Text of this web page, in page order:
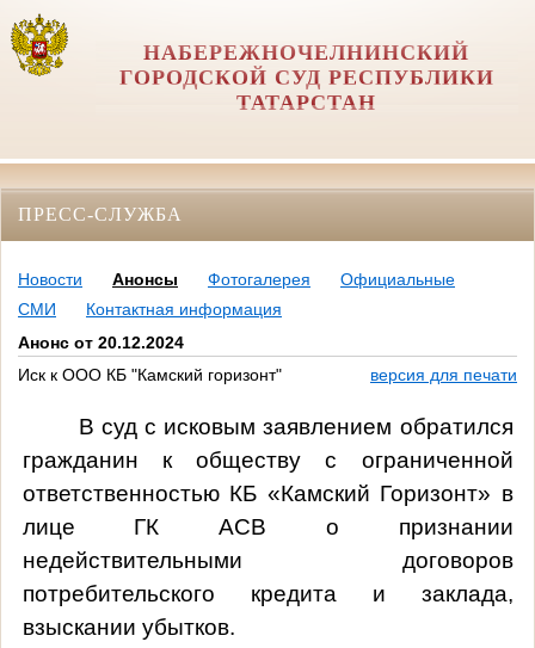
НАБЕРЕЖНОЧЕЛНИНСКИЙ
ГОРОДСКОЙ СУД РЕСПУБЛИКИ
ТАТАРСТАН
ПРЕСС-СЛУЖБА
Новости Анонсы Фотогалерея
Официальные
СМИ
Контактная информация
Анонс от 20.12.2024
Иск к ООО КБ "Камский горизонт"
версия для печати
В суд с исковым заявлением обратился
гражданин к обществу с ограниченной
ответственностью КБ «Камский Горизонт» в
лице ГК АСВ о признании
недействительными договоров
потребительского кредита и заклада,
взыскании убытков.